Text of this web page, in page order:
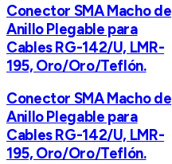
Conector SMA Macho de
Anillo Plegable para
Cables RG-142/U, LMR-
195, Oro/Oro/Teflón.
Conector SMA Macho de
Anillo Plegable para
Cables RG-142/U, LMR-
195, Oro/Oro/Teflón.